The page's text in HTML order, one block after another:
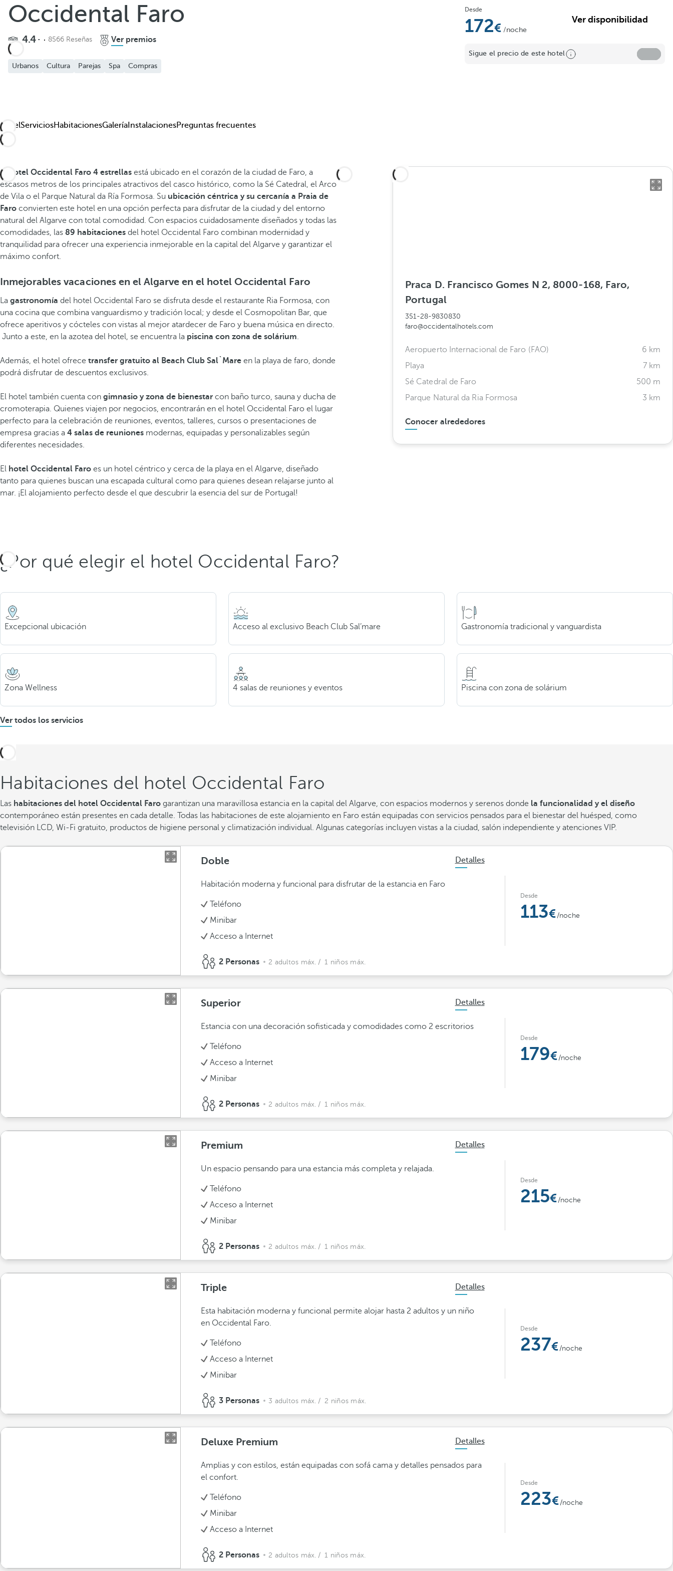
Desde
172 /noche
Ver disponibilidad
Sigue el precio de este hotel
Occidental Faro
4.4 8566 Reseñas Ver premios
Urbanos Cultura Parejas Spa Compras
HotelServiciosHabitacionesGalería InstalacionesPreguntas frecuentes
El hotel Occidental Faro 4 estrellas está ubicado en el corazón de la ciudad de Faro, a
escasos metros de los principales atractivos del casco histórico, como la Sé Catedral, el Arco
de Vila o el Parque Natural da Ría Formosa. Su ubicación céntrica y su cercanía a Praia de
Faro convierten este hotel en una opción perfecta para disfrutar de la ciudad y del entorno
natural del Algarve con total comodidad. Con espacios cuidadosamente diseñados y todas las
comodidades, las 89 habitaciones del hotel Occidental Faro combinan modernidad y
tranquilidad para ofrecer una experiencia inmejorable en la capital del Algarve y garantizar el
máximo confort.
Inmejorables vacaciones en el Algarve en el hotel Occidental Faro
La gastronomía del hotel Occidental Faro se disfruta desde el restaurante Ria Formosa, con
una cocina que combina vanguardismo y tradición local; y desde el Cosmopolitan Bar, que
ofrece aperitivos y cócteles con vistas al mejor atardecer de Faro y buena música en directo.
Junto a este, en la azotea del hotel, se encuentra la piscina con zona de solárium.
Además, el hotel ofrece transfer gratuito al Beach Club Sal`Mare en la playa de faro, donde
podrá disfrutar de descuentos exclusivos.
El hotel también cuenta con gimnasio y zona de bienestar con baño turco, sauna y ducha de
cromoterapia. Quienes viajen por negocios, encontrarán en el hotel Occidental Faro el lugar
perfecto para la celebración de reuniones, eventos, talleres, cursos o presentaciones de
empresa gracias a 4 salas de reuniones modernas, equipadas y personalizables según
diferentes necesidades.
El hotel Occidental Faro es un hotel céntrico y cerca de la playa en el Algarve, diseñado
tanto para quienes buscan una escapada cultural como para quienes desean relajarse junto al
mar. ¡El alojamiento perfecto desde el que descubrir la esencia del sur de Portugal!
Praca D. Francisco Gomes N 2, 8000-168, Faro,
Portugal
351-28-9830830
faro@occidentalhotels.com
Aeropuerto Internacional de Faro (FAO)
6 km
Playa
7 km
Sé Catedral de Faro
500 m
Parque Natural da Ria Formosa
3 km
Conocer alrededores
¿Por qué elegir el hotel Occidental Faro?
Excepcional ubicación Acceso al exclusivo Beach Club Sal’mare Gastronomía tradicional y vanguardista
Zona Wellness 4 salas de reuniones y eventos Piscina con zona de solárium
Ver todos los servicios
Habitaciones del hotel Occidental Faro
Las habitaciones del hotel Occidental Faro garantizan una maravillosa estancia en la capital del Algarve, con espacios modernos y serenos donde la funcionalidad y el diseño
contemporáneo están presentes en cada detalle. Todas las habitaciones de este alojamiento en Faro están equipadas con servicios pensados para el bienestar del huésped, como
televisión LCD, Wi-Fi gratuito, productos de higiene personal y climatización individual. Algunas categorías incluyen vistas a la ciudad, salón independiente y atenciones VIP.
Doble Detalles
Habitación moderna y funcional para disfrutar de la estancia en Faro
Teléfono
Minibar
Acceso a Internet
2 Personas 2 adultos máx. / 1 niños máx.
Desde
113 /noche
Superior Detalles
Estancia con una decoración sofisticada y comodidades como 2 escritorios
Teléfono
Acceso a Internet
Minibar
2 Personas 2 adultos máx. / 1 niños máx.
Desde
179 /noche
Premium Detalles
Un espacio pensando para una estancia más completa y relajada.
Teléfono
Acceso a Internet
Minibar
2 Personas 2 adultos máx. / 1 niños máx.
Desde
215 /noche
Triple Detalles
Esta habitación moderna y funcional permite alojar hasta 2 adultos y un niño
en Occidental Faro.
Teléfono
Acceso a Internet
Minibar
3 Personas 3 adultos máx. / 2 niños máx.
Desde
237 /noche
Deluxe Premium Detalles
Amplias y con estilos, están equipadas con sofá cama y detalles pensados para
el confort.
Teléfono
Minibar
Acceso a Internet
2 Personas 2 adultos máx. / 1 niños máx.
Desde
223 /noche